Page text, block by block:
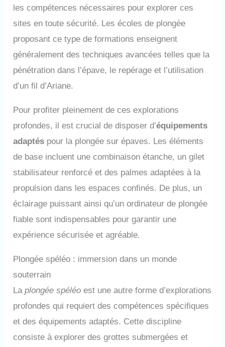
les compétences nécessaires pour explorer ces
sites en toute sécurité. Les écoles de plongée
proposant ce type de formations enseignent
généralement des techniques avancées telles que la
pénétration dans l’épave, le repérage et l’utilisation
d’un fil d’Ariane.
Pour profiter pleinement de ces explorations
profondes, il est crucial de disposer d’équipements
adaptés pour la plongée sur épaves. Les éléments
de base incluent une combinaison étanche, un gilet
stabilisateur renforcé et des palmes adaptées à la
propulsion dans les espaces confinés. De plus, un
éclairage puissant ainsi qu’un ordinateur de plongée
fiable sont indispensables pour garantir une
expérience sécurisée et agréable.
Plongée spéléo : immersion dans un monde
souterrain
Laplongée spéléo est une autre forme d’explorations
profondes qui requiert des compétences spécifiques
et des équipements adaptés. Cette discipline
consiste à explorer des grottes submergées et